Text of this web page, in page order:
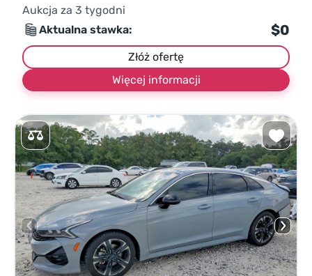
Aukcja za 3 tygodni
Aktualna stawka:
$0
Złóż ofertę
Więcej informacji